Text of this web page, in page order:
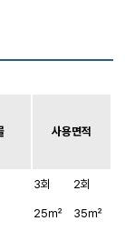
사용면적
3회 2회
25㎡ 35㎡